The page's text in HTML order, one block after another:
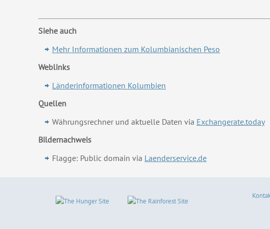
Siehe auch
Mehr Informationen zum Kolumbianischen Peso
Weblinks
Länderinformationen Kolumbien
Quellen
Währungsrechner und aktuelle Daten via Exchangerate.today
Bildernachweis
Flagge: Public domain via Laenderservice.de